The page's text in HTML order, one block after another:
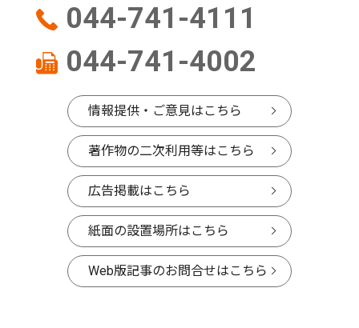
044-741-4111
044-741-4002
情報提供・ご意見はこちら
著作物の二次利用等はこちら
広告掲載はこちら
紙面の設置場所はこちら
Web版記事のお問合せはこちら